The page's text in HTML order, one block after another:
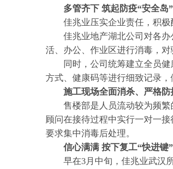
多管齐下 筑起防疫“安全岛”
佳兆业压实企业责任，积
佳兆业地产湖北公司对各
活、办公、作业区进行消毒，
同时，公司统筹建立全员
方式、健康码等进行细致记录，
施工现场全面消杀、严格防
售楼部是人员流动较为频
顾问在接待过程中实行一对一
要求集中消毒后处理。
信心满满 按下复工“快进键”
早在3月中旬，佳兆业武汉